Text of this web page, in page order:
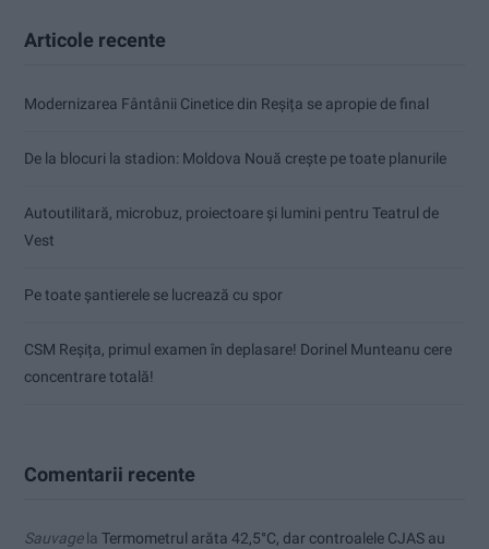
Articole recente
Modernizarea Fântânii Cinetice din Reșița se apropie de final
De la blocuri la stadion: Moldova Nouă crește pe toate planurile
Autoutilitară, microbuz, proiectoare și lumini pentru Teatrul de
Vest
Pe toate șantierele se lucrează cu spor
CSM Reșița, primul examen în deplasare! Dorinel Munteanu cere
concentrare totală!
Comentarii recente
Sauvagela Termometrul arăta 42,5°C, dar controalele CJAS au